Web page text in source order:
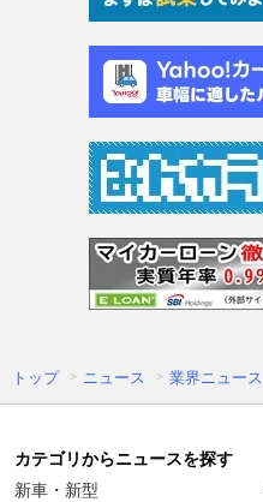
トップ ニュース 業界ニュース
カテゴリからニュースを探す
新車・新型